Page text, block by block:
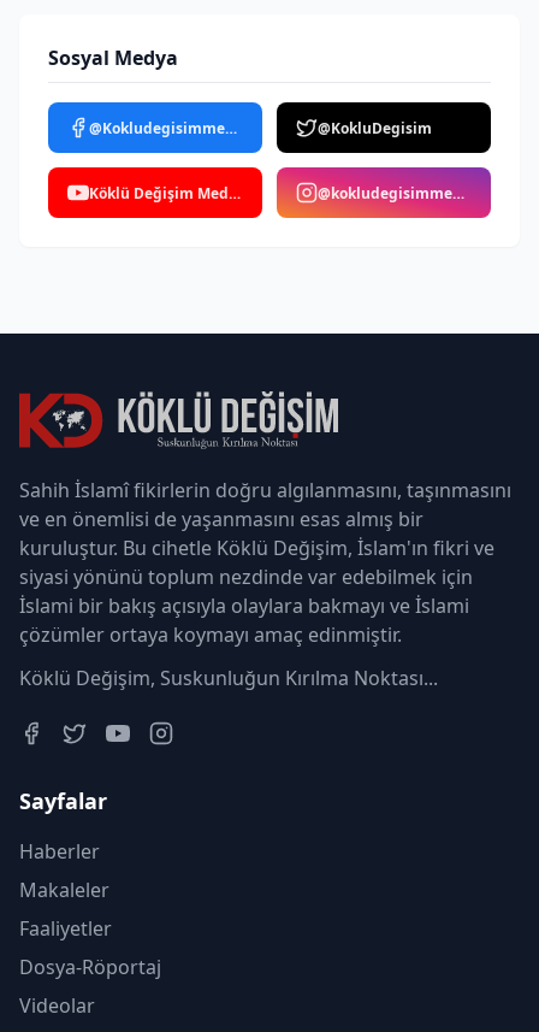
Sosyal Medya
@Kokludegisimmedya @KokluDegisim
Köklü Değişim Medya @kokludegisimmedya
Sahih İslamî fikirlerin doğru algılanmasını, taşınmasını
ve en önemlisi de yaşanmasını esas almış bir
kuruluştur. Bu cihetle Köklü Değişim, İslam'ın fikri ve
siyasi yönünü toplum nezdinde var edebilmek için
İslami bir bakış açısıyla olaylara bakmayı ve İslami
çözümler ortaya koymayı amaç edinmiştir.
Köklü Değişim, Suskunluğun Kırılma Noktası...
Sayfalar
Haberler
Makaleler
Faaliyetler
Dosya-Röportaj
Videolar